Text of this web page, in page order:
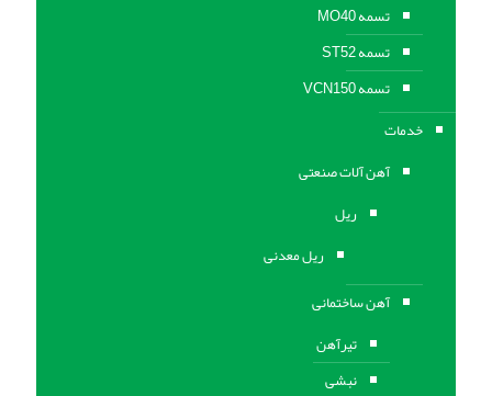
تسمه MO40
تسمه ST52
تسمه VCN150
خدمات
آهن آلات صنعتی
ریل
ریل معدنی
آهن ساختمانی
تیرآهن
نبشی